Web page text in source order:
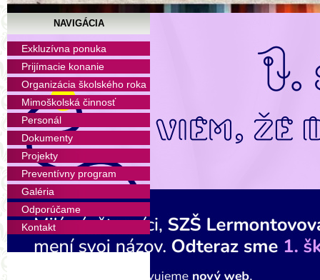
NAVIGÁCIA
Exkluzívna ponuka
Prijímacie konanie
Organizácia školského roka
Mimoškolská činnosť
Personál
Dokumenty
Projekty
Preventívny program
Galéria
Odporúčame
Kontakt
Súkromná základná škola
čo najkvalitnejšie pripraviť
podľa jeho individuálnych
centrom a Súkromným
smerov.
Našimi klientmi sú
vyberajú profesionálne
výnimočnú dôležitosť